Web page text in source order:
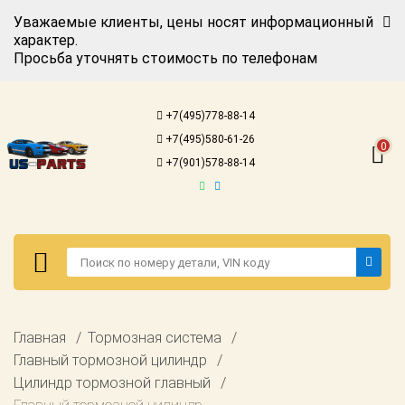
Уважаемые клиенты, цены носят информационный
характер.
Просьба уточнять стоимость по телефонам
+7(495)778-88-14
+7(495)580-61-26
+7(901)578-88-14
0
Авторизация
американских
автомобилей
запросу
техобслуживание
Доставка
Регистрация
Каталог для
Главная
Тормозная система
Главный тормозной цилиндр
Цилиндр тормозной главный